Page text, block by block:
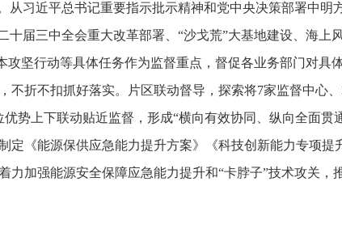
从习近平总书记重要指示批示精神和党中央决策部署中明
十届三中全会重大改革部署、“沙戈荒”大基地建设、海上
攻坚行动等具体任务作为监督重点，督促各业务部门对具
不折不扣抓好落实。片区联动督导，探索将7家监督中心
势上下联动贴近监督，形成“横向有效协同、纵向全面贯
定《能源保供应急能力提升方案》《科技创新能力专项提
力加强能源安全保障应急能力提升和“卡脖子”技术攻关，